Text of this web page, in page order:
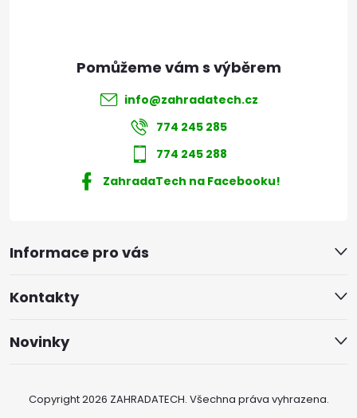
Informace pro vás
Kontakty
Novinky
info@zahradatech.cz
774 245 285
774 245 288
ZahradaTech na Facebooku!
Copyright 2026 ZAHRADATECH. Všechna práva vyhrazena.